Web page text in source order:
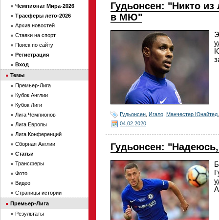
Гудьонсен: "Никто
в МЮ"
Гудьонсен Игало Манчестер Юнайтед
04.02.2020
Гудьонсен:
Чемпионат Мира-2026
Трасферы лето-2026
Архив новостей
Ставки на спорт
Поиск по сайту
Регистрация
Вход
Темы
Премьер-Лига
Кубок Англии
Кубок Лиги
Лига Чемпионов
Лига Европы
Лига Конференций
Сборная Англии
Статьи
Трансферы
Фото
Видео
Страницы истории
Премьер-Лига
Результаты